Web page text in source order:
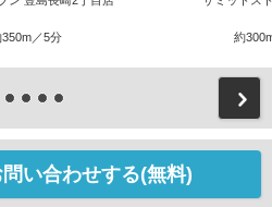
350m／5分 約
い合わせする(無料)